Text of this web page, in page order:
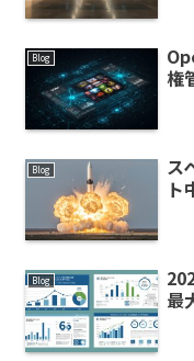
Blog
権
Blog
ス
ト
Blog
最